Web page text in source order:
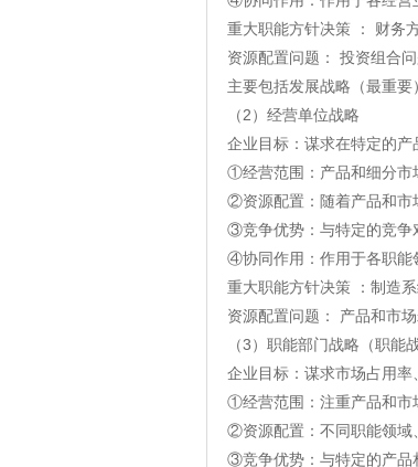
重大职能方针决策 ： 财务
资源配置问题： 投资组合
主要包括发展战略（最重
（2）经营单位战略
企业目标：谋求在特定的
①经营范围：产品和细分市
②资源配置：随着产品和市
③竞争优势：与特定的竞争
④协同作用：作用于各职能
重大职能方针决策 ：制造
资源配置问题： 产品和市
（3）职能部门战略（职能
企业目标：谋求市场占用率
①经营范围：注重产品和市
②资源配置：不同职能领域
③竞争优势：与特定的产品